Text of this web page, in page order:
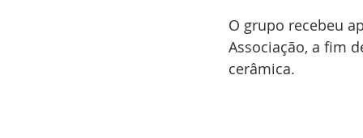
O grupo recebeu
Associação, a fim
cerâmica.